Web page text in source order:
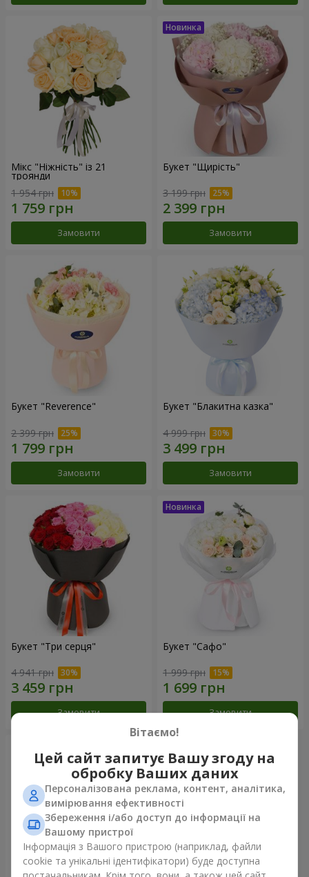
Мікс "Ніжність" із 21
троянди
1 954 грн
Замовити
Букет "Щирість"
3 199 грн
Замовити
Букет "Reverence"
2 399 грн
Замовити
Букет "Блакитна казка"
4 999 грн
Замовити
Букет "Три серця"
4 941 грн
Замовити
Букет "Сафо"
1 999 грн
Замовити
Вітаємо!
Цей сайт запитує Вашу згоду на
обробку Ваших даних
Персоналізована реклама, контент, аналітика,
вимірювання ефективності
Збереження і/або доступ до інформації на
Вашому пристрої
Інформація з Вашого пристрою (наприклад, файли
cookie та унікальні ідентифікатори) буде доступна